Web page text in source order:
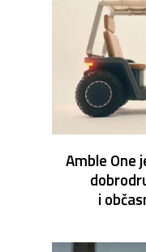
Amble One
i